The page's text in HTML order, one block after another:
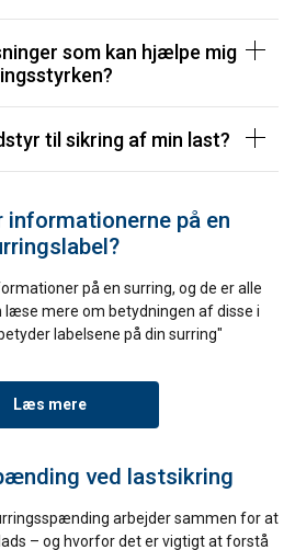
som kan hjælpe mig
til sikring af min last?
informationerne på en
på en surring, og de er alle
læse mere om betydningen af disse i
labelsene på din surring"
Læs mere
ved lastsikring
arbejder sammen for at
– og hvorfor det er vigtigt at forstå